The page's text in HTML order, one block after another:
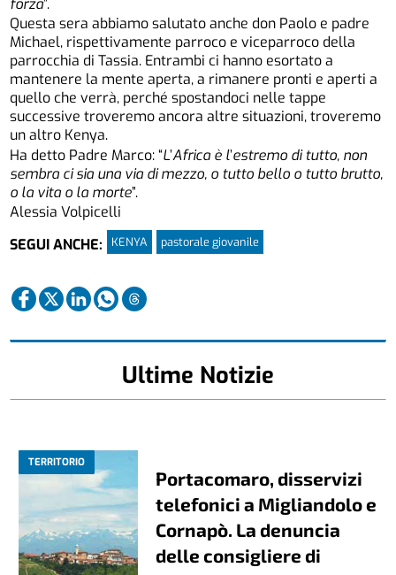
forza”.
Questa sera abbiamo salutato anche don Paolo e padre
Michael, rispettivamente parroco e viceparroco della
parrocchia di Tassia. Entrambi ci hanno esortato a
mantenere la mente aperta, a rimanere pronti e aperti a
quello che verrà, perché spostandoci nelle tappe
successive troveremo ancora altre situazioni, troveremo
un altro Kenya.
Ha detto Padre Marco: “L’Africa è l’estremo di tutto, non
sembra ci sia una via di mezzo, o tutto bello o tutto brutto,
o la vita o la morte”.
Alessia Volpicelli
SEGUI ANCHE:
KENYA pastorale giovanile
Ultime Notizie
TERRITORIO
Portacomaro, disservizi
telefonici a Migliandolo e
Cornapò. La denuncia
delle consigliere di